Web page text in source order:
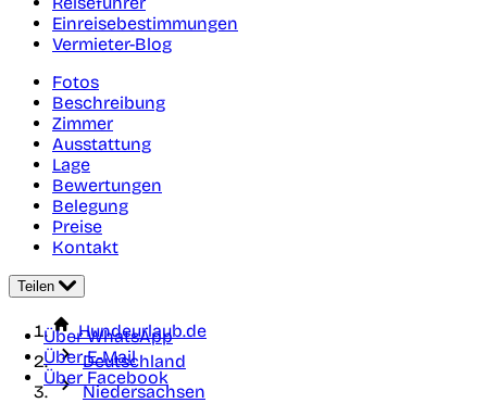
Einreisebestimmungen
Vermieter-Blog
Fotos
Beschreibung
Zimmer
Ausstattung
Lage
Bewertungen
Belegung
Preise
Kontakt
Teilen
Über WhatsApp
Über E-Mail
Über Facebook
Hundeurlaub.de
Deutschland
Niedersachsen